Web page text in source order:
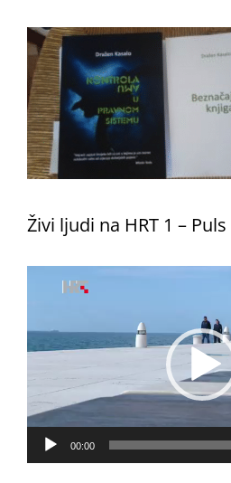
Živi ljudi na HRT 1 – Puls
Reproduktor
videozapisa
00:00